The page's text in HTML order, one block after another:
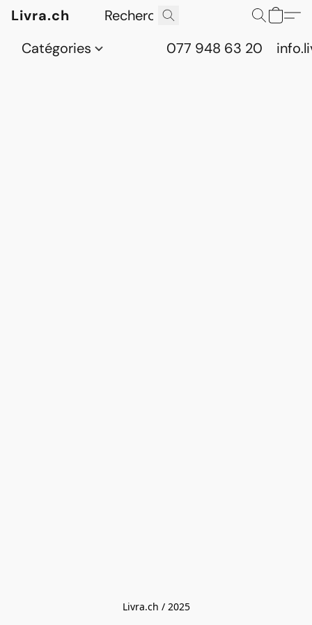
Livra.ch
Catégories
077 948 63 20
Livra.ch / 2025